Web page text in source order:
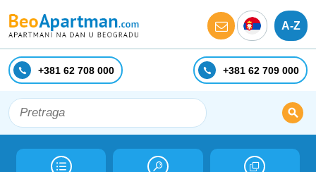
A-Z
+381 62 708 000 +381 62 709 000